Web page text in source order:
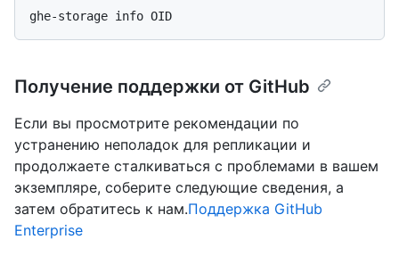
Получение поддержки от GitHub
Если вы просмотрите рекомендации по
устранению неполадок для репликации и
продолжаете сталкиваться с проблемами в вашем
экземпляре, соберите следующие сведения, а
затем обратитесь к нам.Поддержка GitHub
Enterprise